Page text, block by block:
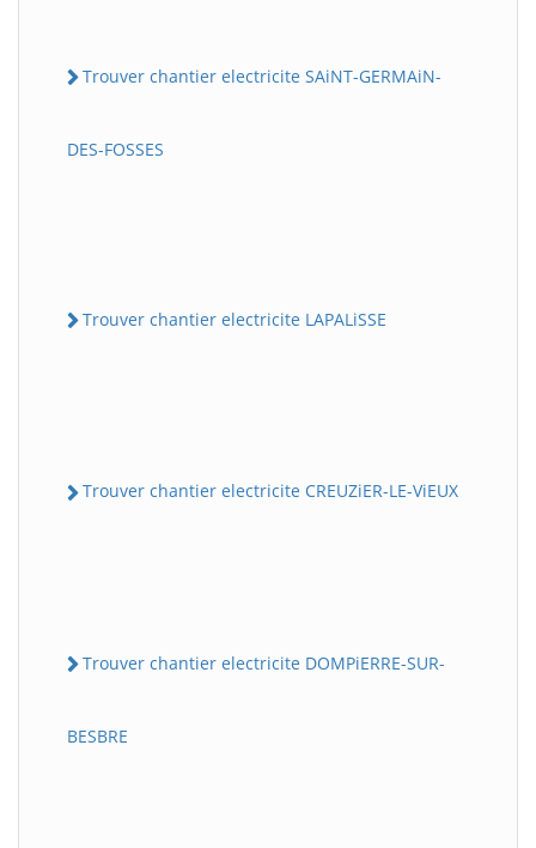
Trouver chantier electricite SAiNT-GERMAiN-
DES-FOSSES
Trouver chantier electricite LAPALiSSE
Trouver chantier electricite CREUZiER-LE-ViEUX
Trouver chantier electricite DOMPiERRE-SUR-
BESBRE